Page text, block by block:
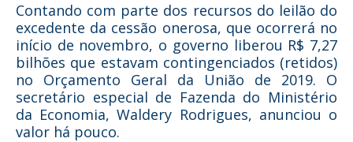
Contando com parte dos recursos do leilão do
excedente da cessão onerosa, que ocorrerá no
início de novembro, o governo liberou R$ 7,27
bilhões que estavam contingenciados (retidos)
no Orçamento Geral da União de 2019. O
secretário especial de Fazenda do Ministério
da Economia, Waldery Rodrigues, anunciou o
valor há pouco.